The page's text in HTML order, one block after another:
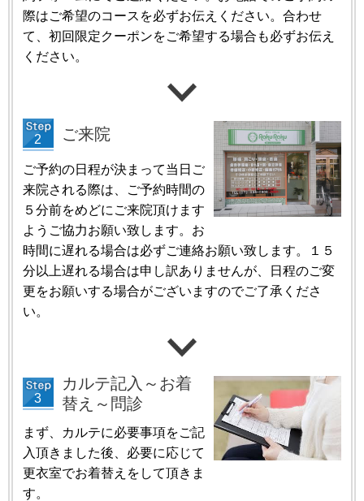
際はご希望のコースを必ずお伝えください。合わせ
て、初回限定クーポンをご希望する場合も必ずお伝え
ください。
ご来院
ご予約の日程が決まって当日ご
来院される際は、ご予約時間の
５分前をめどにご来院頂けます
ようご協力お願い致します。お
時間に遅れる場合は必ずご連絡お願い致します。１５
分以上遅れる場合は申し訳ありませんが、日程のご変
更をお願いする場合がございますのでご了承くださ
い。
カルテ記入～お着
替え～問診
まず、カルテに必要事項をご記
入頂きました後、必要に応じて
更衣室でお着替えをして頂きま
す。